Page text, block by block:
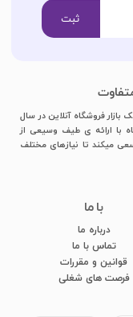
فروشگاه آنلاین در سال
با ارائه ی طیف وسیعی از
میکند تا نیازهای مختلف
با ما
درباره ما
تماس با ما
قوانین و مقررات
فرصت های شغلی
ثبت